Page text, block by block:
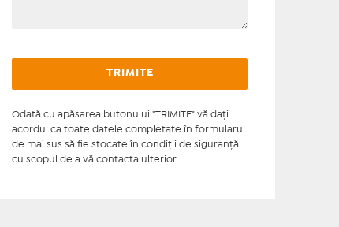
Odată cu apăsarea butonului "TRIMITE" vă daţi
acordul ca toate datele completate în formularul
de mai sus să fie stocate în condiţii de siguranţă
cu scopul de a vă contacta ulterior.